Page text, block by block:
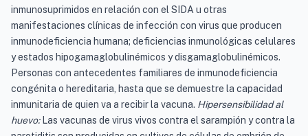
inmunosuprimidos en relación con el SIDA u otras
manifestaciones clínicas de infección con virus que producen
inmunodeficiencia humana; deficiencias inmunológicas celulares
y estados hipogamaglobulinémicos y disgamaglobulinémicos.
Personas con antecedentes familiares de inmunodeficiencia
congénita o hereditaria, hasta que se demuestre la capacidad
inmunitaria de quien va a recibir la vacuna. Hipersensibilidad al
huevo: Las vacunas de virus vivos contra el sarampión y contra la